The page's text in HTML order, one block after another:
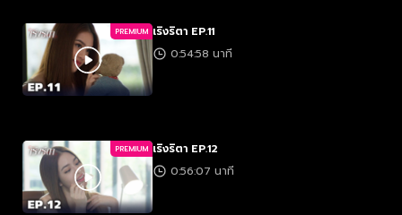
PREMIUM เริงริตา EP.11
0:54:58 นาที
PREMIUM เริงริตา EP.12
0:56:07 นาที